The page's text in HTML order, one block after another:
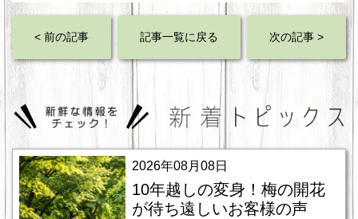
< 前の記事 記事一覧に戻る 次の記事 >
2026年08月08日
10年越しの変身！梅の開花
が待ち遠しいお客様の声